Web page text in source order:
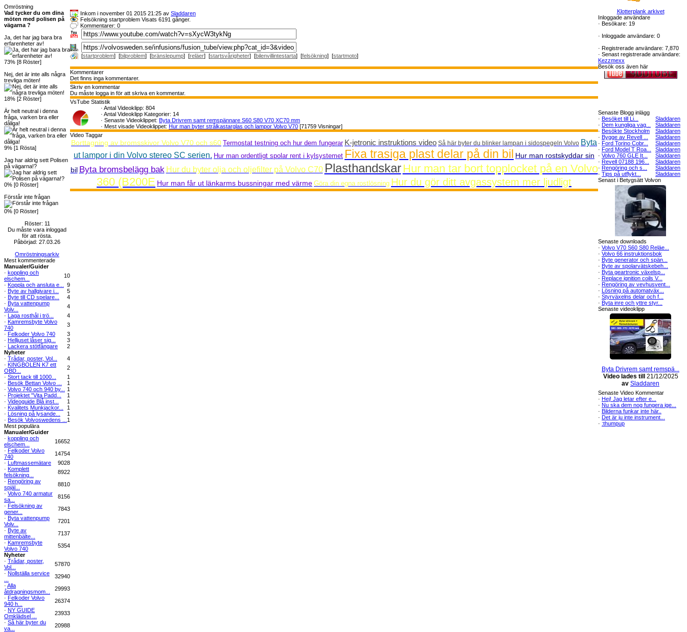
Omröstning
Vad tycker du om dina
möten med polisen på
vägarna ?
Ja, det har jag bara bra
erfarenheter av!
73% [8 Röster]
Nej, det är inte alls några
trevliga möten!
18% [2 Röster]
Är helt neutral i denna
fråga, varken bra eller
dåliga!
9% [1 Rösta]
Jag har aldrig sett Polisen
på vägarna!?
0% [0 Röster]
Förstår inte frågan
0% [0 Röster]
Röster: 11
Du måste vara inloggad
för att rösta.
Påbörjad: 27.03.26
Omröstningsarkiv
Mest kommenterade
Manualer/Guider
· koppling och
elschem...
10
· Koppla och ansluta e...
9
· Byte av hallgivare i...
5
· Byte till CD spelare...
4
· Byta vattenpump
Volv...
4
· Laga rosthål i trö...
4
· Kamremsbyte Volvo
740
3
· Felkoder Volvo 740
3
· Helljuset låser sig...
3
· Lackera stötfångare
2
Nyheter
· Trådar, poster, Vol...
4
· KINGBOLEN K7 ett
OBD...
2
· Stort tack till 1000...
1
· Besök Bettan Volvo ...
1
· Volvo 740 och 940 by...
1
· Projektet "Vita Padd...
1
· Videoguide Blå inst...
1
· Kvalitets Munkjackor...
1
· Lösning på lysande...
1
· Besök Volvoswedens ... 1
Mest populära
Manualer/Guider
· koppling och
elschem...
16652
· Felkoder Volvo
740
14754
· Luftmassemätare
9028
· Komplett
felsökning...
8922
· Rengöring av
spjäl...
8810
· Volvo 740 armatur
sa...
8156
· Felsökning av
gener...
7843
· Byta vattenpump
Volv...
7201
· Byte av
mittenbälte...
7137
· Kamremsbyte
Volvo 740
5354
Nyheter
· Trådar, poster,
Vol...
57870
· Nollställa service
32940
· Alla
åtdragningsmom...
29993
· Felkoder Volvo
940 h...
26374
· NY GUIDE
Omklädsel ...
23933
· Så här byter du
va...
20988
Inkom i november 01 2015 21:25 av Sladdaren
Felsökning startproblem Visats 6191 gånger.
Kommentarer: 0
[startproblem] [bilproblem] [bränslepump] [reläer] [startsvårigheter] [bilenvillintestarta] [felsökning] [startmoto]
Kommentarer
Det finns inga kommentarer.
Skriv en kommentar
Du måste logga in för att skriva en kommentar.
VsTube Statistik
· Antal Videoklipp: 804
· Antal Videoklipp Kategorier: 14
· Senaste Videoklippet: Byta Drivrem samt remspännare S60 S80 V70 XC70 mm
· Mest visade Videoklippet: Hur man byter strålkastarglas och lampor Volvo V70 [71759 Visningar]
Video Taggar
Borttagning av bromsskivor Volvo V70 och s60 Termostat testning och hur dem fungerar K-jetronic instruktions video Så här byter du blinker lampan i sidospegeln Volvo Byta
ut lampor i din Volvo stereo SC serien. Hur man ordentligt spolar rent i kylsystemet Fixa trasiga plast delar på din bil Hur man rostskyddar sin
bil Byta bromsbelägg bak Hur du byter olja och oljefilter på Volvo C70 PlasthandskarHur man tar bort topplocket på en Volvo
360 (B200E Hur man får ut länkarms bussningar med värme Göra din egna rostlösning Hur du gör ditt avgassystem mer ljudligt
Klotterplank arkivet
Inloggade användare
· Besökare: 19
· Inloggade användare: 0
· Registrerade användare: 7,870
· Senast registrerade användare:
Kezzmexx
Besök oss även här
Senaste Blogg inlägg
· Besöket till Li...
Sladdaren
· Dem kungliga vag...
Sladdaren
· Besökte Stockholm
Sladdaren
· Bygge av Revell ...
Sladdaren
· Ford Torino Cobr...
Sladdaren
· Ford Model T Roa...
Sladdaren
· Volvo 760 GLE It...
Sladdaren
· Revell 07188 196...
Sladdaren
· Rengöring och s...
Sladdaren
· Tips på utflykt...
Sladdaren
Senast i Betygsätt Volvon
Senaste downloads
· Volvo V70 S60 S80 Reläe...
· Volvo 66 instruktionsbok
· Byte generator och spän...
· Byte av spolarvätskebeh...
· Byta geartronic växelsp...
· Replace ignition coils V...
· Rengöring av vevhusvent...
· Lösning på automatväx...
· Styrväxelns delar och f...
· Byta inre och yttre styr...
Senaste videoklipp
Byta Drivrem samt remspä...
Video lades till
21/12/2025
av Sladdaren
Senaste Video Kommentar
· Hej! Jag letar efter e...
· Nu ska dem nog fungera ige...
· Bilderna funkar inte här..
· Det är ju inte instrument...
· :thumpup